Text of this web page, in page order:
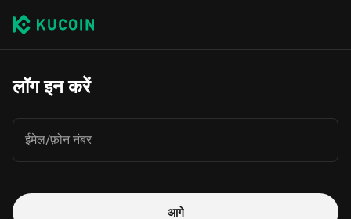
लॉग इन करें
ईमेल/फ़ोन नंबर
आगे